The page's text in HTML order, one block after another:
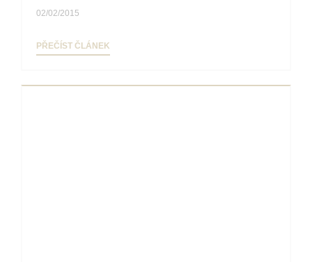
02/02/2015
PŘEČÍST ČLÁNEK